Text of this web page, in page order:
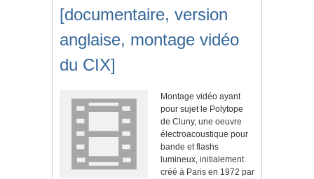
[documentaire, version
anglaise, montage vidéo
du CIX]
Montage vidéo ayant
pour sujet le Polytope
de Cluny, une oeuvre
électroacoustique pour
bande et flashs
lumineux, initialement
créé à Paris en 1972 par